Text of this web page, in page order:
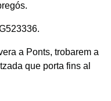
a Ponts, trobarem a
que porta fins al